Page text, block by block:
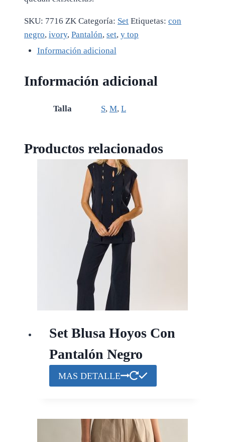
SKU: 7716 ZK Categoría: Set Etiquetas: con
negro, ivory, Pantalón, set, y top
Información adicional
Información adicional
Talla S, M, L
Productos relacionados
Set Blusa Hoyos Con
Pantalón Negro
MAS DETALLE